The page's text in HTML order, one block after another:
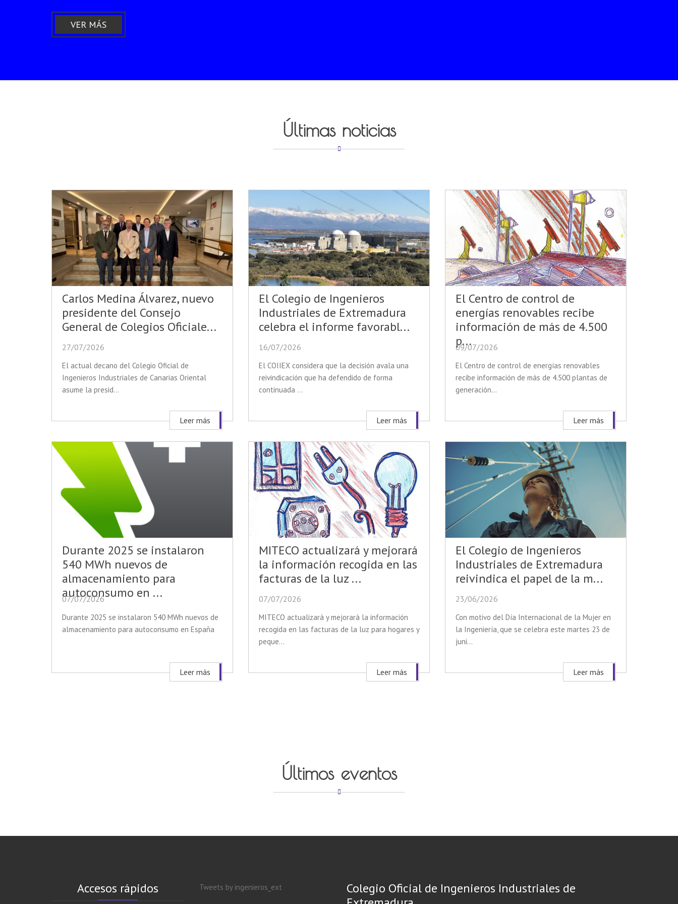
VER MÁS
Últimas noticias
Carlos Medina Álvarez, nuevo
presidente del Consejo
General de Colegios Oficiale...
27/07/2026
El actual decano del Colegio Oficial de
Ingenieros Industriales de Canarias Oriental
asume la presid...
Leer más
El Colegio de Ingenieros
Industriales de Extremadura
celebra el informe favorabl...
16/07/2026
El COIIEX considera que la decisión avala una
reivindicación que ha defendido de forma
continuada ...
Leer más
El Centro de control de
energías renovables recibe
información de más de 4.500
p...
09/07/2026
El Centro de control de energías renovables
recibe información de más de 4.500 plantas de
generación...
Leer más
Durante 2025 se instalaron
540 MWh nuevos de
almacenamiento para
autoconsumo en ...
07/07/2026
Durante 2025 se instalaron 540 MWh nuevos de
almacenamiento para autoconsumo en España
Leer más
MITECO actualizará y mejorará
la información recogida en las
facturas de la luz ...
07/07/2026
MITECO actualizará y mejorará la información
recogida en las facturas de la luz para hogares y
peque...
Leer más
El Colegio de Ingenieros
Industriales de Extremadura
reivindica el papel de la m...
23/06/2026
Con motivo del Día Internacional de la Mujer en
la Ingeniería, que se celebra este martes 23 de
juni...
Leer más
Últimos eventos
Accesos rápidos Tweets by ingenieros_ext
Colegio Oficial de Ingenieros Industriales de